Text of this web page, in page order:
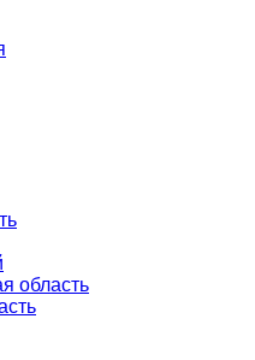
область